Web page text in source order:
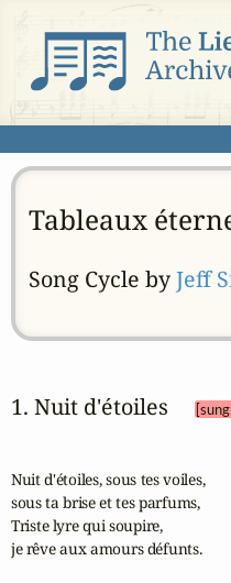
Tableaux
Song Cycle byJeff
1. Nuit d'étoiles
Nuit d'étoiles, sous tes voiles,
sous ta brise et tes parfums,
Triste lyre qui soupire,
je rêve aux amours défunts.